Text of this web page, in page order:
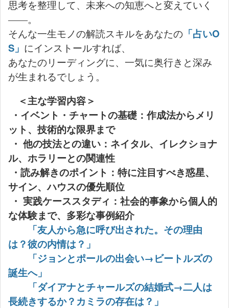
思考を整理して、未来への知恵へと変えていく
――。
そんな一生モノの解読スキルをあなたの 「占いO
S」 にインストールすれば、
あなたのリーディングに、一気に奥行きと深み
が生まれるでしょう。
＜主な学習内容＞
・イベント・チャートの基礎：作成法からメリ
ット、技術的な限界まで
・ 他の技法との違い：ネイタル、イレクショナ
ル、ホラリーとの関連性
・読み解きのポイント：特に注目すべき惑星、
サイン、ハウスの優先順位
・ 実践ケーススタディ：社会的事象から個人的
な体験まで、多彩な事例紹介
「友人から急に呼び出された。その理由
は？彼の内情は？」
「ジョンとポールの出会い→ビートルズの
誕生へ」
「ダイアナとチャールズの結婚式→二人は
長続きするか？カミラの存在は？」